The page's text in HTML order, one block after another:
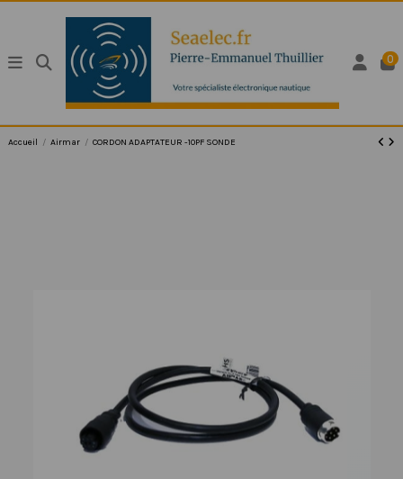
0
Accueil Airmar CORDON ADAPTATEUR -10PF SONDE